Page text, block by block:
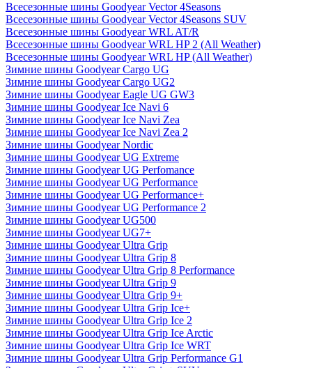
Всесезонные шины Goodyear Vector 4Seasons
Всесезонные шины Goodyear Vector 4Seasons SUV
Всесезонные шины Goodyear WRL AT/R
Всесезонные шины Goodyear WRL HP 2 (All Weather)
Всесезонные шины Goodyear WRL HP (All Weather)
Зимние шины Goodyear Cargo UG
Зимние шины Goodyear Cargo UG2
Зимние шины Goodyear Eagle UG GW3
Зимние шины Goodyear Ice Navi 6
Зимние шины Goodyear Ice Navi Zea
Зимние шины Goodyear Ice Navi Zea 2
Зимние шины Goodyear Nordic
Зимние шины Goodyear UG Extreme
Зимние шины Goodyear UG Perfomance
Зимние шины Goodyear UG Performance
Зимние шины Goodyear UG Performance+
Зимние шины Goodyear UG Performance 2
Зимние шины Goodyear UG500
Зимние шины Goodyear UG7+
Зимние шины Goodyear Ultra Grip
Зимние шины Goodyear Ultra Grip 8
Зимние шины Goodyear Ultra Grip 8 Performance
Зимние шины Goodyear Ultra Grip 9
Зимние шины Goodyear Ultra Grip 9+
Зимние шины Goodyear Ultra Grip Ice+
Зимние шины Goodyear Ultra Grip Ice 2
Зимние шины Goodyear Ultra Grip Ice Arctic
Зимние шины Goodyear Ultra Grip Ice WRT
Зимние шины Goodyear Ultra Grip Performance G1